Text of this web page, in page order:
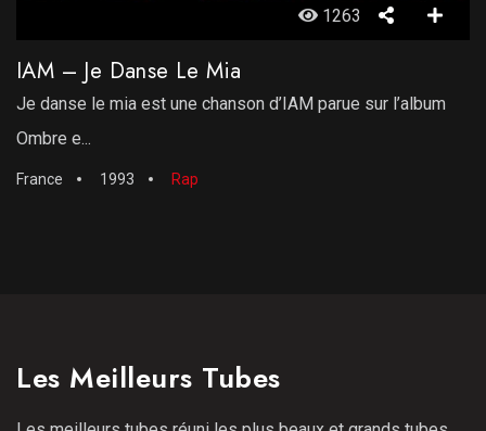
1263
IAM – Je Danse Le Mia
Je danse le mia est une chanson d’IAM parue sur l’album
Ombre e...
France 1993 Rap
Les Meilleurs Tubes